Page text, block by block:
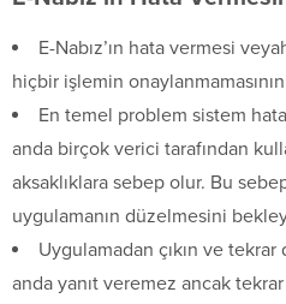
E-Nabız’ın hata vermesi
hiçbir işlemin
En temel problem sistem
anda birçok verici tarafından
aksaklıklara sebep olur. Bu
uygulamanın düzelmesini
Uygulamadan çıkın ve
anda yanıt veremez ancak